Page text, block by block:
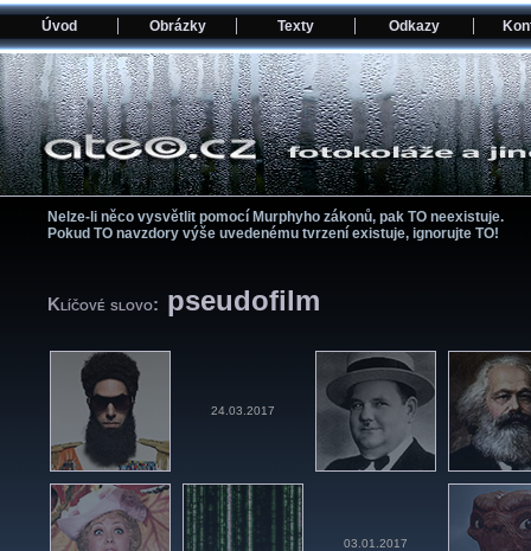
Úvod Obrázky Texty Odkazy
Nelze-li něco vysvětlit pomocí­ Murphyho zákonů, pak TO neexistuje.
Pokud TO navzdory výše uvedenému tvrzení­ existuje, ignorujte TO!
Klíčové slovo: pseudofilm
24.03.2017
03.01.2017